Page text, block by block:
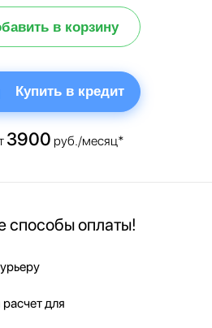
в корзину
Купить в кредит
3900 руб./месяц*
способы оплаты!
для